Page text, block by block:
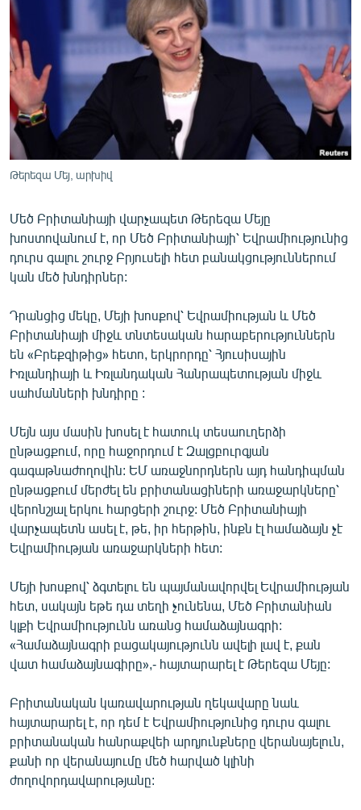
ՄԻՋԱԶԳԱՅԻՆ
ՄՇԱԿՈՒՅԹ
ՍՊՈՐՏ
ՄԵԿՆԱԲԱՆՈՒԹՅՈՒՆ
ՏՏ ԵՒ ԻՆՏԵՐՆԵՏ
ՏԵՍԱՆՅՈՒԹԵՐ
ԲԱՆԱՎԵՃ
ՁԳՏԵԼՈՎ ԼԱՎԱԳՈՒՅՆԻՆ
ՓՈԴՔԱՍԹ
Հայերեն
English
ՀԵՏԵՎԵՔ ՄԵԶ
Թերեզա Մեյ, արխիվ
Մեծ Բրիտանիայի վարչապետ Թերեզա Մեյը
խոստովանում է, որ Մեծ Բրիտանիայի՝ Եվրամիությունից
դուրս գալու շուրջ Բրյուսելի հետ բանակցություններում
կան մեծ խնդիրներ:
Դրանցից մեկը, Մեյի խոսքով՝ Եվրամիության և Մեծ
Բրիտանիայի միջև տնտեսական հարաբերություններն
են «Բրեքզիթից» հետո, երկրորդը՝ Հյուսիսային
Իռլանդիայի և Իռլանդական Հանրապետության միջև
սահմանների խնդիրը :
Մեյն այս մասին խոսել է հատուկ տեսաուղերձի
ընթացքում, որը հաջորդում է Զալցբուրգյան
գագաթնաժողովին: ԵՄ առաջնորդներն այդ հանդիպման
ընթացքում մերժել են բրիտանացիների առաջարկները՝
վերոնշյալ երկու հարցերի շուրջ: Մեծ Բրիտանիայի
վարչապետն ասել է, թե, իր հերթին, ինքն էլ համաձայն չէ
Եվրամիության առաջարկների հետ:
Մեյի խոսքով՝ ձգտելու են պայմանավորվել Եվրամիության
հետ, սակայն եթե դա տեղի չունենա, Մեծ Բրիտանիան
կլքի Եվրամիությունն առանց համաձայնագրի:
«Համաձայնագրի բացակայությունն ավելի լավ է, քան
վատ համաձայնագիրը»,- հայտարարել է Թերեզա Մեյը:
Բրիտանական կառավարության ղեկավարը նաև
հայտարարել է, որ դեմ է Եվրամիությունից դուրս գալու
բրիտանական հանրաքվեի արդյունքները վերանայելուն,
քանի որ վերանայումը մեծ հարված կլինի
ժողովորդավարությանը: